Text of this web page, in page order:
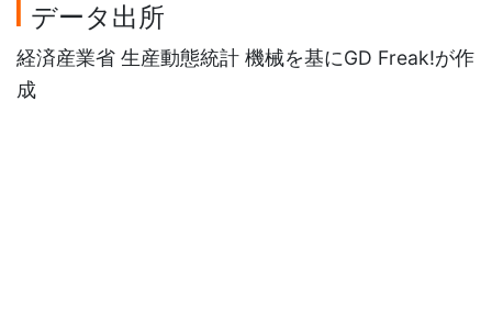
データ出所
経済産業省 生産動態統計 機械を基にGD Freak!が作
成